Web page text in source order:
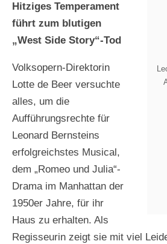
Hitziges Temperament
führt zum blutigen
„West Side Story“-Tod
Volksopern-Direktorin
Lotte de Beer versuchte
alles, um die
Aufführungsrechte für
Leonard Bernsteins
erfolgreichstes Musical,
dem „Romeo und Julia“-
Drama im Manhattan der
1950er Jahre, für ihr
Haus zu erhalten. Als
Regisseurin zeigt sie mit viel